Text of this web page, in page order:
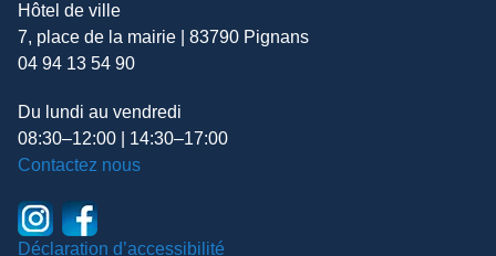
Hôtel de ville
7, place de la mairie | 83790 Pignans
04 94 13 54 90
Du lundi au vendredi
08:30–12:00 | 14:30–17:00
Contactez nous
Déclaration d’accessibilité